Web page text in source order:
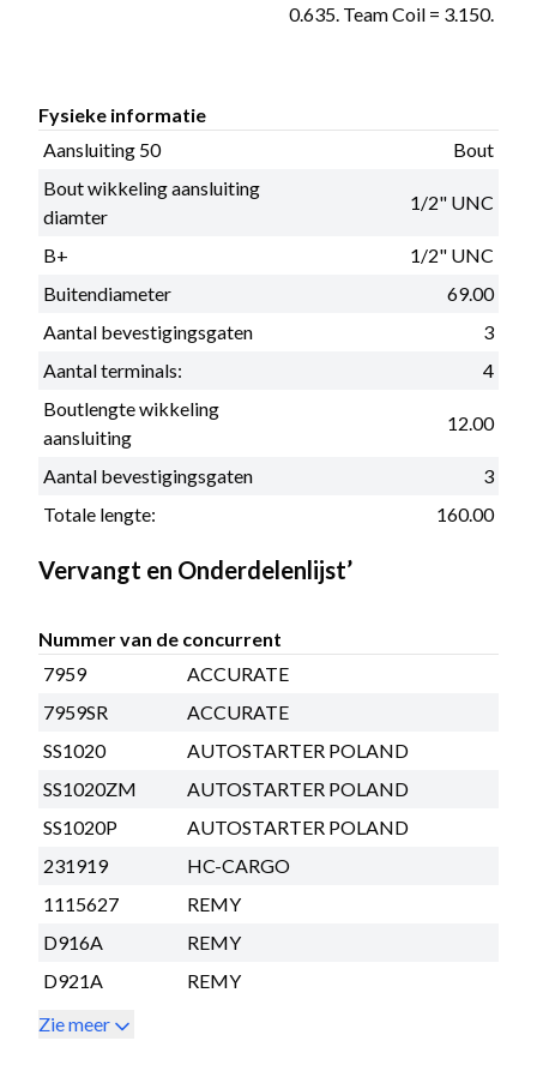
0.635. Team Coil = 3.150.
Fysieke informatie
Aansluiting 50
Bout
Bout wikkeling aansluiting
diamter
1/2" UNC
B+
1/2" UNC
Buitendiameter
69.00
Aantal bevestigingsgaten
3
Aantal terminals:
4
Boutlengte wikkeling
aansluiting
12.00
Aantal bevestigingsgaten
3
Totale lengte:
160.00
Vervangt en Onderdelenlijst’
Nummer van de concurrent
7959
ACCURATE
7959SR
ACCURATE
SS1020
AUTOSTARTER POLAND
SS1020ZM
AUTOSTARTER POLAND
SS1020P
AUTOSTARTER POLAND
231919
HC-CARGO
1115627
REMY
D916A
REMY
D921A
REMY
Zie meer